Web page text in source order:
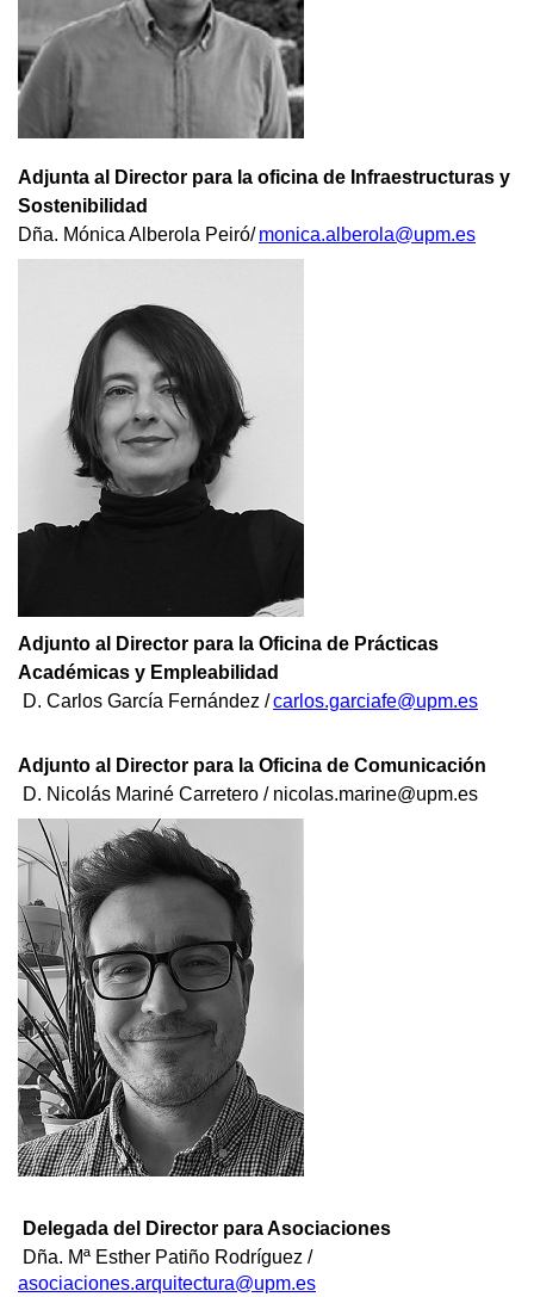
Adjunta al Director para la oficina de Infraestructuras y
Sostenibilidad
Dña. Mónica Alberola Peiró/ monica.alberola@upm.es
Adjunto al Director para la Oficina de Prácticas
Académicas y Empleabilidad
D. Carlos García Fernández /carlos.garciafe@upm.es
Adjunto al Director para la Oficina de Comunicación
D. Nicolás Mariné Carretero / nicolas.marine@upm.es
Delegada del Director para Asociaciones
Dña. Mª Esther Patiño Rodríguez /
asociaciones.arquitectura@upm.es